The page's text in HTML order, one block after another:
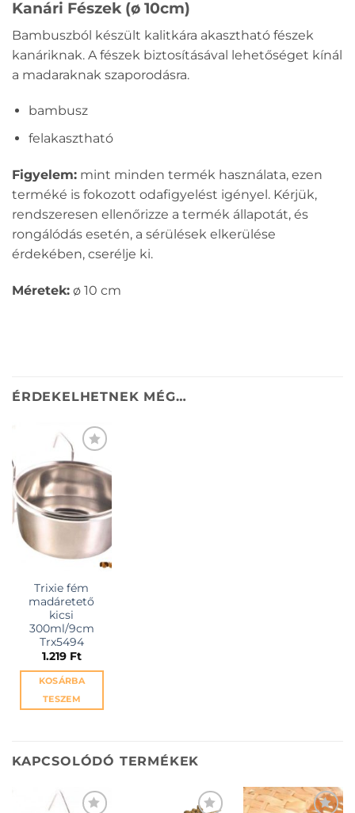
Kanári Fészek (ø 10cm)
Bambuszból készült kalitkára akasztható fészek
kanáriknak. A fészek biztosításával lehetőséget kínál
a madaraknak szaporodásra.
bambusz
felakasztható
Figyelem: mint minden termék használata, ezen
terméké is fokozott odafigyelést igényel. Kérjük,
rendszeresen ellenőrizze a termék állapotát, és
rongálódás esetén, a sérülések elkerülése
érdekében, cserélje ki.
Méretek: ø 10 cm
ÉRDEKELHETNEK MÉG…
KEDVENCEKHEZ
Trixie fém
madáretető
kicsi
300ml/9cm
Trx5494
1.219 Ft
KOSÁRBA
TESZEM
KAPCSOLÓDÓ TERMÉKEK